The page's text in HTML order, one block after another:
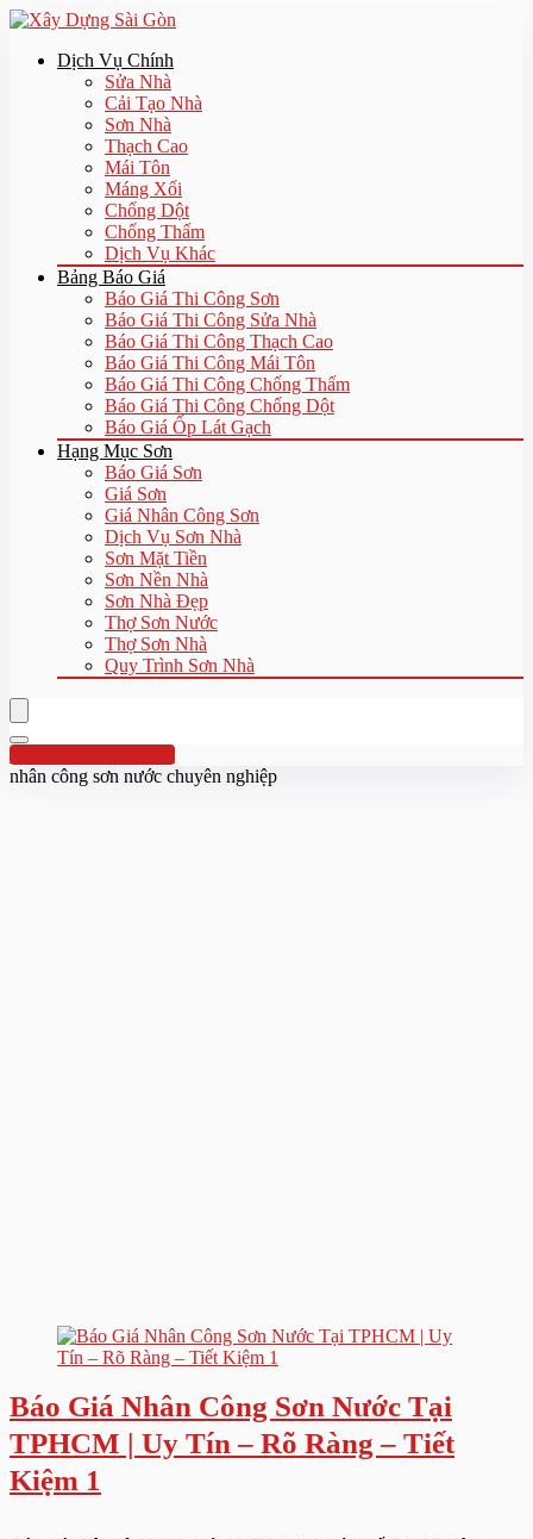
Dịch Vụ Chính
Sửa Nhà
Cải Tạo Nhà
Sơn Nhà
Thạch Cao
Mái Tôn
Máng Xối
Chống Dột
Chống Thấm
Dịch Vụ Khác
Bảng Báo Giá
Báo Giá Thi Công Sơn
Báo Giá Thi Công Sửa Nhà
Báo Giá Thi Công Thạch Cao
Báo Giá Thi Công Mái Tôn
Báo Giá Thi Công Chống Thấm
Báo Giá Thi Công Chống Dột
Báo Giá Ốp Lát Gạch
Hạng Mục Sơn
Báo Giá Sơn
Giá Sơn
Giá Nhân Công Sơn
Dịch Vụ Sơn Nhà
Sơn Mặt Tiền
Sơn Nền Nhà
Sơn Nhà Đẹp
Thợ Sơn Nước
Thợ Sơn Nhà
Quy Trình Sơn Nhà
Hotline:0961 894 472
nhân công sơn nước chuyên nghiệp
Báo Giá Nhân Công Sơn Nước Tại
TPHCM | Uy Tín – Rõ Ràng – Tiết
Kiệm 1